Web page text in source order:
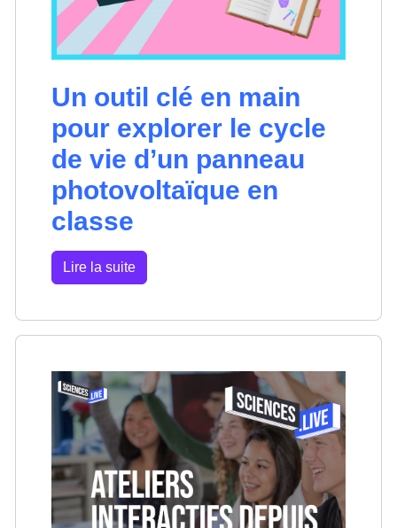
Un outil clé en main
pour explorer le cycle
de vie d’un panneau
photovoltaïque en
classe
Lire la suite